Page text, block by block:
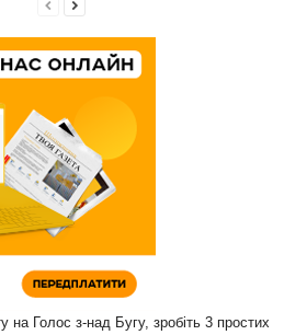
Голос з-над Бугу, зробіть 3 простих